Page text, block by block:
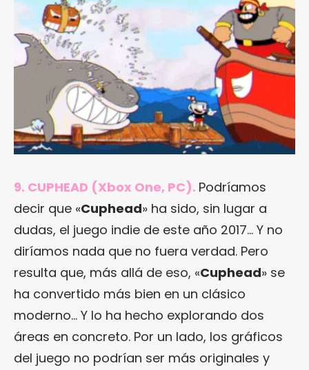
9. CUPHEAD (Xbox One, PC). Podríamos
decir que «Cuphead» ha sido, sin lugar a
dudas, el juego indie de este año 2017… Y no
diríamos nada que no fuera verdad. Pero
resulta que, más allá de eso, «Cuphead» se
ha convertido más bien en un clásico
moderno… Y lo ha hecho explorando dos
áreas en concreto. Por un lado, los gráficos
del juego no podrían ser más originales y